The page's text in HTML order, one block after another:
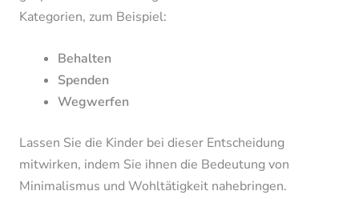
Kategorien, zum Beispiel:
Behalten
Spenden
Wegwerfen
Lassen Sie die Kinder bei dieser Entscheidung
mitwirken, indem Sie ihnen die Bedeutung von
Minimalismus und Wohltätigkeit nahebringen.